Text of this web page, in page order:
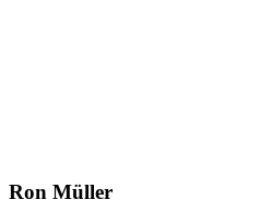
Ron Müller